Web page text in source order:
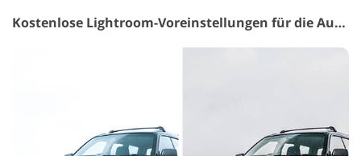
Kostenlose Lightroom-Voreinstellungen für die Automobilbranche #28 "Dreamy"